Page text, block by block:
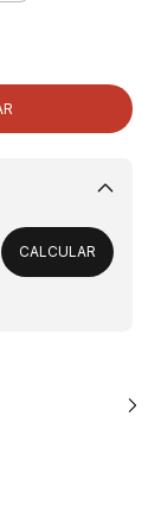
Alterar CEP
CALCULAR